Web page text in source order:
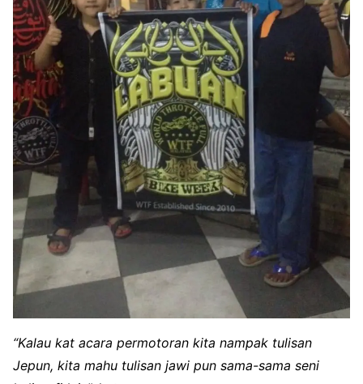
“Kalau kat acara permotoran kita nampak tulisan
Jepun, kita mahu tulisan jawi pun sama-sama seni